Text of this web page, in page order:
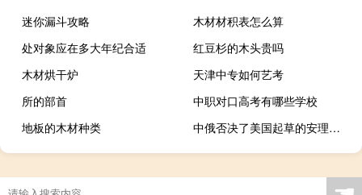
迷你漏斗攻略
木材材积表怎么算
处对象应在多大年纪合适
红豆杉的木头贵吗
木材烘干炉
天津中专如何艺考
所的部首
中职对口高考有哪些学校
地板的木材种类
中俄否决了美国起草的安理会有关巴以局势决议草案中方回应